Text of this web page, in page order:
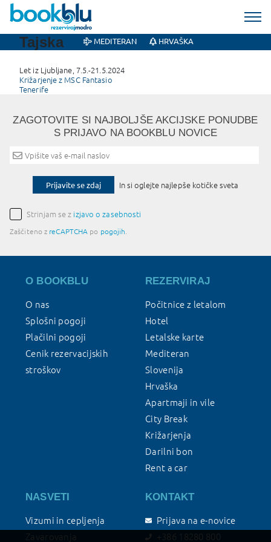
MEDITERAN HRVAŠKA
Tajska
Let iz Ljubljane, 7.5.-21.5.2024
Post
navigation
Križarjenje z MSC Fantasio
Tenerife
ZAGOTOVITE SI NAJBOLJŠE AKCIJSKE PONUDBE
S PRIJAVO NA BOOKBLU NOVICE
Prijavite se zdaj In si oglejte najlepše kotičke sveta
Strinjam se z izjavo o zasebnosti
Zaščiteno z reCAPTCHA po pogojih
O BOOKBLU
O nas
Splošni pogoji
Plačilni pogoji
Cenik rezervacijskih
stroškov
NASVETI
Vizumi in cepljenja
Zavarovanja
REZERVIRAJ
Počitnice z letalom
Hotel
Letalske karte
Mediteran
Slovenija
Hrvaška
Apartmaji in vile
City Break
Križarjenja
Darilni bon
Rent a car
KONTAKT
Prijava na e-novice
+386 18280 800